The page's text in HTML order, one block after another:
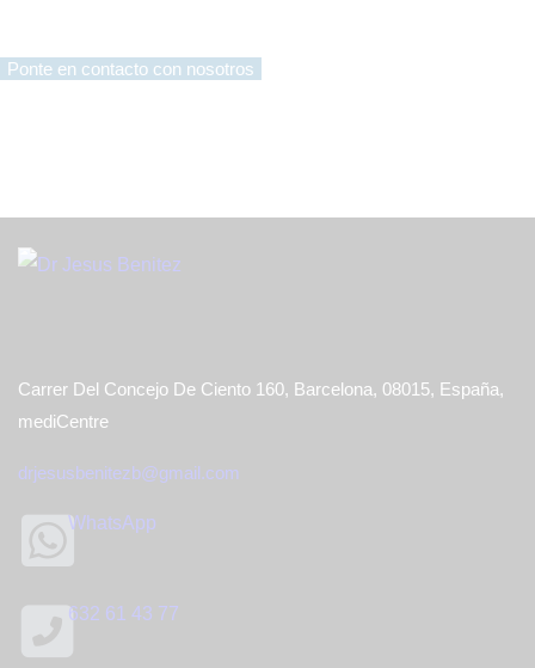
Carrer Del Concejo De Ciento 160, Barcelona, 08015, España,
mediCentre
drjesusbenitezb@gmail.com
WhatsApp
632 61 43 77